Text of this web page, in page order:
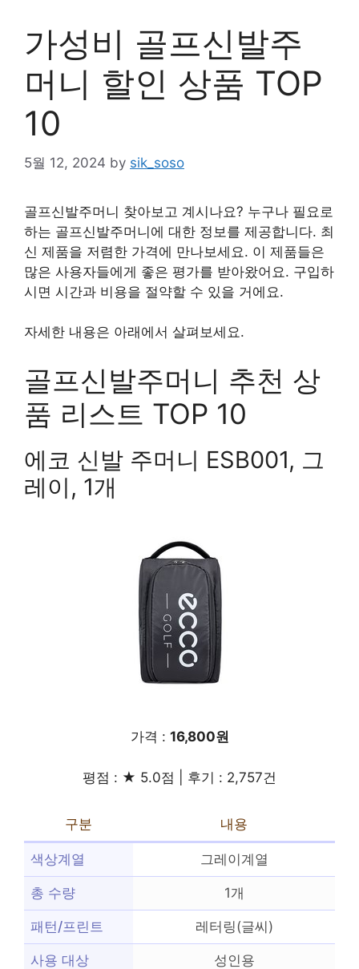
가성비 골프신발주
머니 할인 상품 TOP
10
5월 12, 2024 by sik_soso
골프신발주머니 찾아보고 계시나요? 누구나 필요로
하는 골프신발주머니에 대한 정보를 제공합니다. 최
신 제품을 저렴한 가격에 만나보세요. 이 제품들은
많은 사용자들에게 좋은 평가를 받아왔어요. 구입하
시면 시간과 비용을 절약할 수 있을 거에요.
자세한 내용은 아래에서 살펴보세요.
골프신발주머니 추천 상
품 리스트 TOP 10
에코 신발 주머니 ESB001, 그
레이, 1개
가격 : 16,800원
평점 : ★ 5.0점 | 후기 : 2,757건
구분 내용
색상계열 그레이계열
총 수량 1개
패턴/프린트 레터링(글씨)
사용 대상 성인용